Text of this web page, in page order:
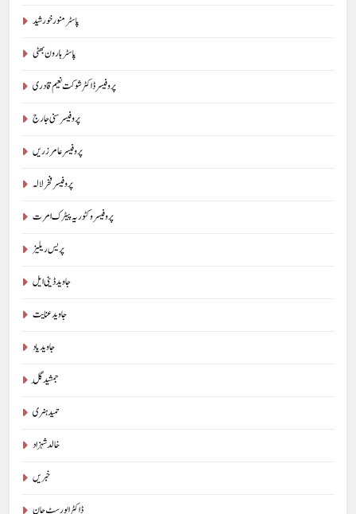
پاسٹر منور خورشید
پاسٹر ہارون بھٹی
پروفیسر ڈاکٹر شوکت نعیم قادری
پروفیسر سنی جارج
پروفیسر عامر زریں
پروفیسر فخر لالہ
پروفیسر وکٹوریہ پیٹرک امرت
پریس ریلیز
جاوید ڈینی ایل
جاوید عنایت
جاوید یاد
جمشید گِل
حمید ہنری
خالد شہزاد
خبریں
ڈاکٹر ایورسٹ جان